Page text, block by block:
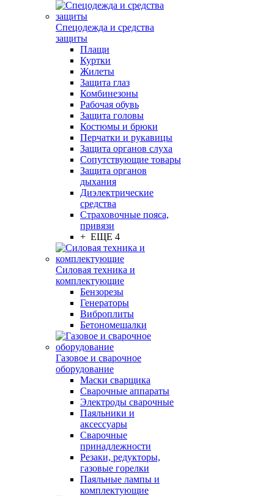
Спецодежда и средства
защиты
Плащи
Куртки
Жилеты
Защита глаз
Комбинезоны
Рабочая обувь
Защита головы
Костюмы и брюки
Перчатки и рукавицы
Защита органов слуха
Сопутствующие товары
Защита органов
дыхания
Диэлектрические
средства
Страховочные пояса,
привязи
+ ЕЩЕ 4
Силовая техника и
комплектующие
Бензорезы
Генераторы
Виброплиты
Бетономешалки
Газовое и сварочное
оборудование
Маски сварщика
Сварочные аппараты
Электроды сварочные
Паяльники и
аксессуары
Сварочные
принадлежности
Резаки, редукторы,
газовые горелки
Паяльные лампы и
комплектующие